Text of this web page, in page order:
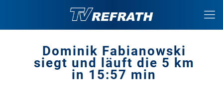
Dominik Fabianowski
siegt und läuft die 5 km
in 15:57 min